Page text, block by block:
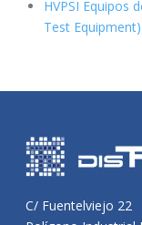
HVPSI Equipos
Test Equipment)
C/ Fuentelviejo 22